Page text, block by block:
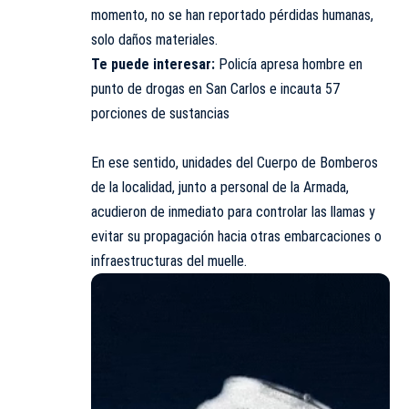
momento, no se han reportado pérdidas humanas,
solo daños materiales.
Te puede interesar: Policía apresa hombre en
punto de drogas en San Carlos e incauta 57
porciones de sustancias
En ese sentido, unidades del Cuerpo de Bomberos
de la localidad, junto a personal de la Armada,
acudieron de inmediato para controlar las llamas y
evitar su propagación hacia otras embarcaciones o
infraestructuras del muelle.